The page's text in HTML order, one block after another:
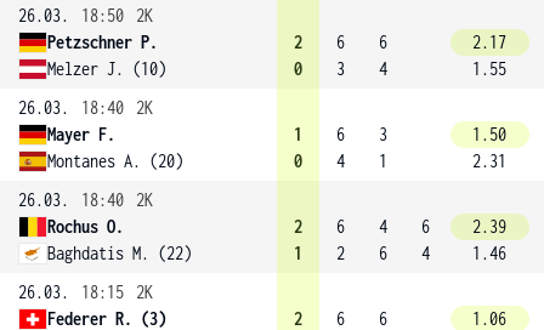
26.03.
18:50
2K
Petzschner P.
Melzer J. (10)
2
0
6
3
6
4
2.17
1.55
26.03.
18:40
2K
Mayer F.
Montanes A. (20)
1
0
6
4
3
1
1.50
2.31
26.03.
18:40
2K
Rochus O.
Baghdatis M. (22)
2
1
6
2
4
6
6
4
2.39
1.46
26.03.
18:15
2K
Federer R. (3)
2
6
6
1.06